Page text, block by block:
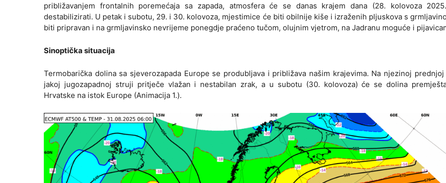
približavanjem frontalnih poremećaja sa zapada, atmosfera će se danas krajem dana (28. kolovoza
destabilizirati. U petak i subotu, 29. i 30. kolovoza, mjestimice će biti obilnije kiše i izraženih pljuskova s
biti pripravan i na grmljavinsko nevrijeme ponegdje praćeno tučom, olujnim vjetrom, na Jadranu moguće i
Sinoptička situacija
Termobarička dolina sa sjeverozapada Europe se produbljava i približava našim krajevima. Na njezinoj
jakoj jugozapadnoj struji pritječe vlažan i nestabilan zrak, a u subotu (30. kolovoza) će se dolina
Hrvatske na istok Europe (Animacija 1.).